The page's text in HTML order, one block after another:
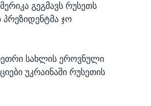
გეგმავს რუსეთს
პრეზიდენტმა ჯო
სახლის ეროვნული
უკრაინაში რუსეთის